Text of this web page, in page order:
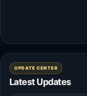
UPDATE CENTER
Latest Updates